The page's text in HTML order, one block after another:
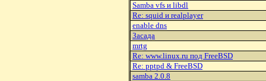
Samba vfs и libdl
Re: squid и realplayer
enable dns
Засада
mrtg
Re: www.linux.ru под FreeBSD
Re: pptpd & FreeBSD
samba 2.0.8